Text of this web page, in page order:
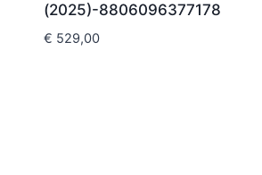
(2025)-8806096377178
€ 529,00